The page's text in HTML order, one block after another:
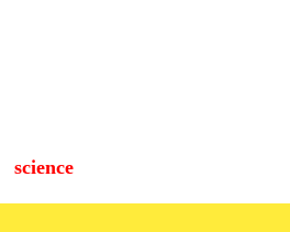
science